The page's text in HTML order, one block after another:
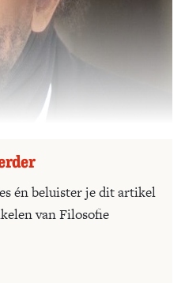
én beluister je dit artikel
van Filosofie